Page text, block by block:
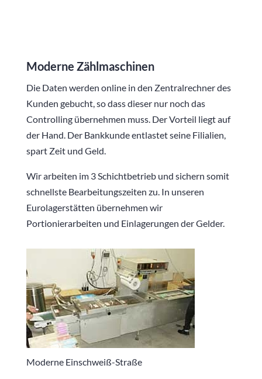
Moderne Zählmaschinen
Die Daten werden online in den Zentralrechner des
Kunden gebucht, so dass dieser nur noch das
Controlling übernehmen muss. Der Vorteil liegt auf
der Hand. Der Bankkunde entlastet seine Filialien,
spart Zeit und Geld.
Wir arbeiten im 3 Schichtbetrieb und sichern somit
schnellste Bearbeitungszeiten zu. In unseren
Eurolagerstätten übernehmen wir
Portionierarbeiten und Einlagerungen der Gelder.
Moderne Einschweiß-Straße